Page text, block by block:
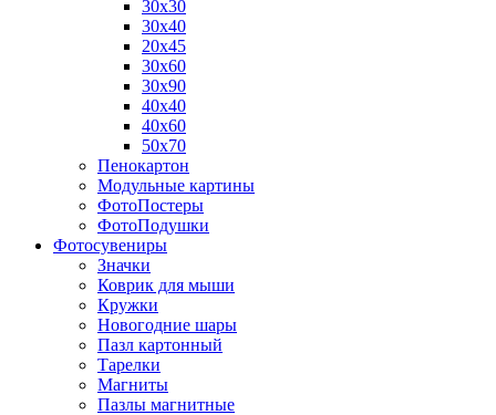
30х30
30х40
20х45
30х60
30х90
40х40
40х60
50х70
Пенокартон
Модульные картины
ФотоПостеры
ФотоПодушки
Фотоcувениры
Значки
Коврик для мыши
Кружки
Новогодние шары
Пазл картонный
Тарелки
Магниты
Пазлы магнитные